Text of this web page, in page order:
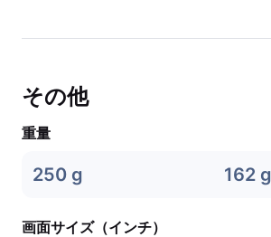
その他
重量
250 g 162 g
画面サイズ（インチ）